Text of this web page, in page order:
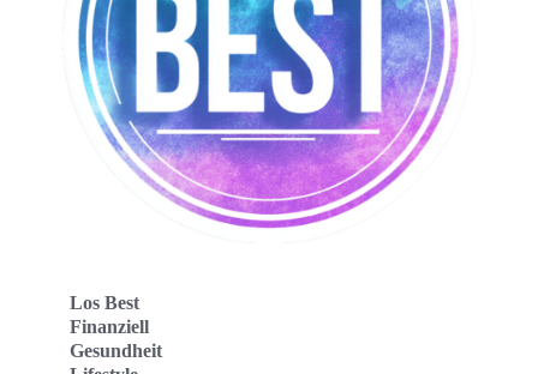
Los Best
Finanziell
Gesundheit